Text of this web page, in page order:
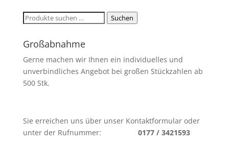
Suchen
Suchen
Großabnahme
Gerne machen wir Ihnen ein individuelles und
unverbindliches Angebot bei großen Stückzahlen ab
500 Stk.
Sie erreichen uns über unser Kontaktformular oder
unter der Rufnummer: 0177 / 3421593